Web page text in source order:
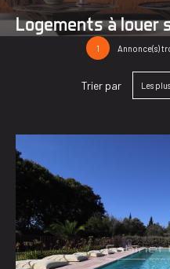
Logements à louer
1 Annonce(s)
Trier par Les